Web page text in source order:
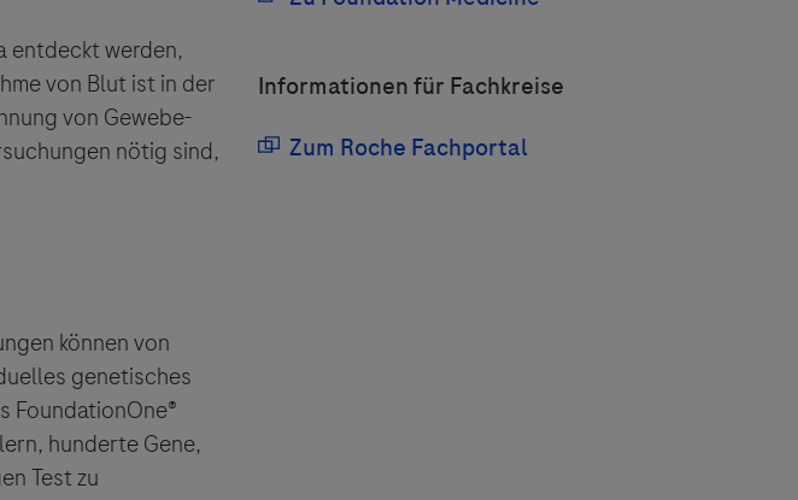
entdeckt werden,
von Blut ist in der
von Gewebe-
nötig sind,
können von
genetisches
FoundationOne®
hunderte Gene,
Test zu